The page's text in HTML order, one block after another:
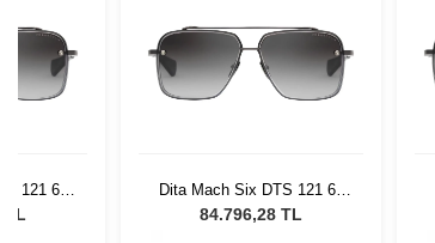
121 62
TL
Dita Mach Six DTS 121 62
Erkek Güneş Gözlüğü
84.796,28 TL